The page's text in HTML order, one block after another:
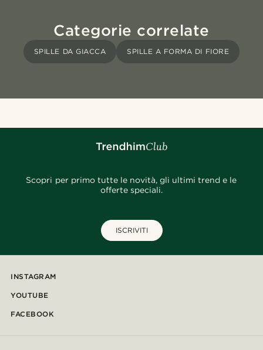
Categorie correlate
SPILLE DA GIACCA SPILLE A FORMA DI FIORE
Scopri per primo tutte le novità, gli ultimi trend e le
offerte speciali.
ISCRIVITI
INSTAGRAM
YOUTUBE
FACEBOOK